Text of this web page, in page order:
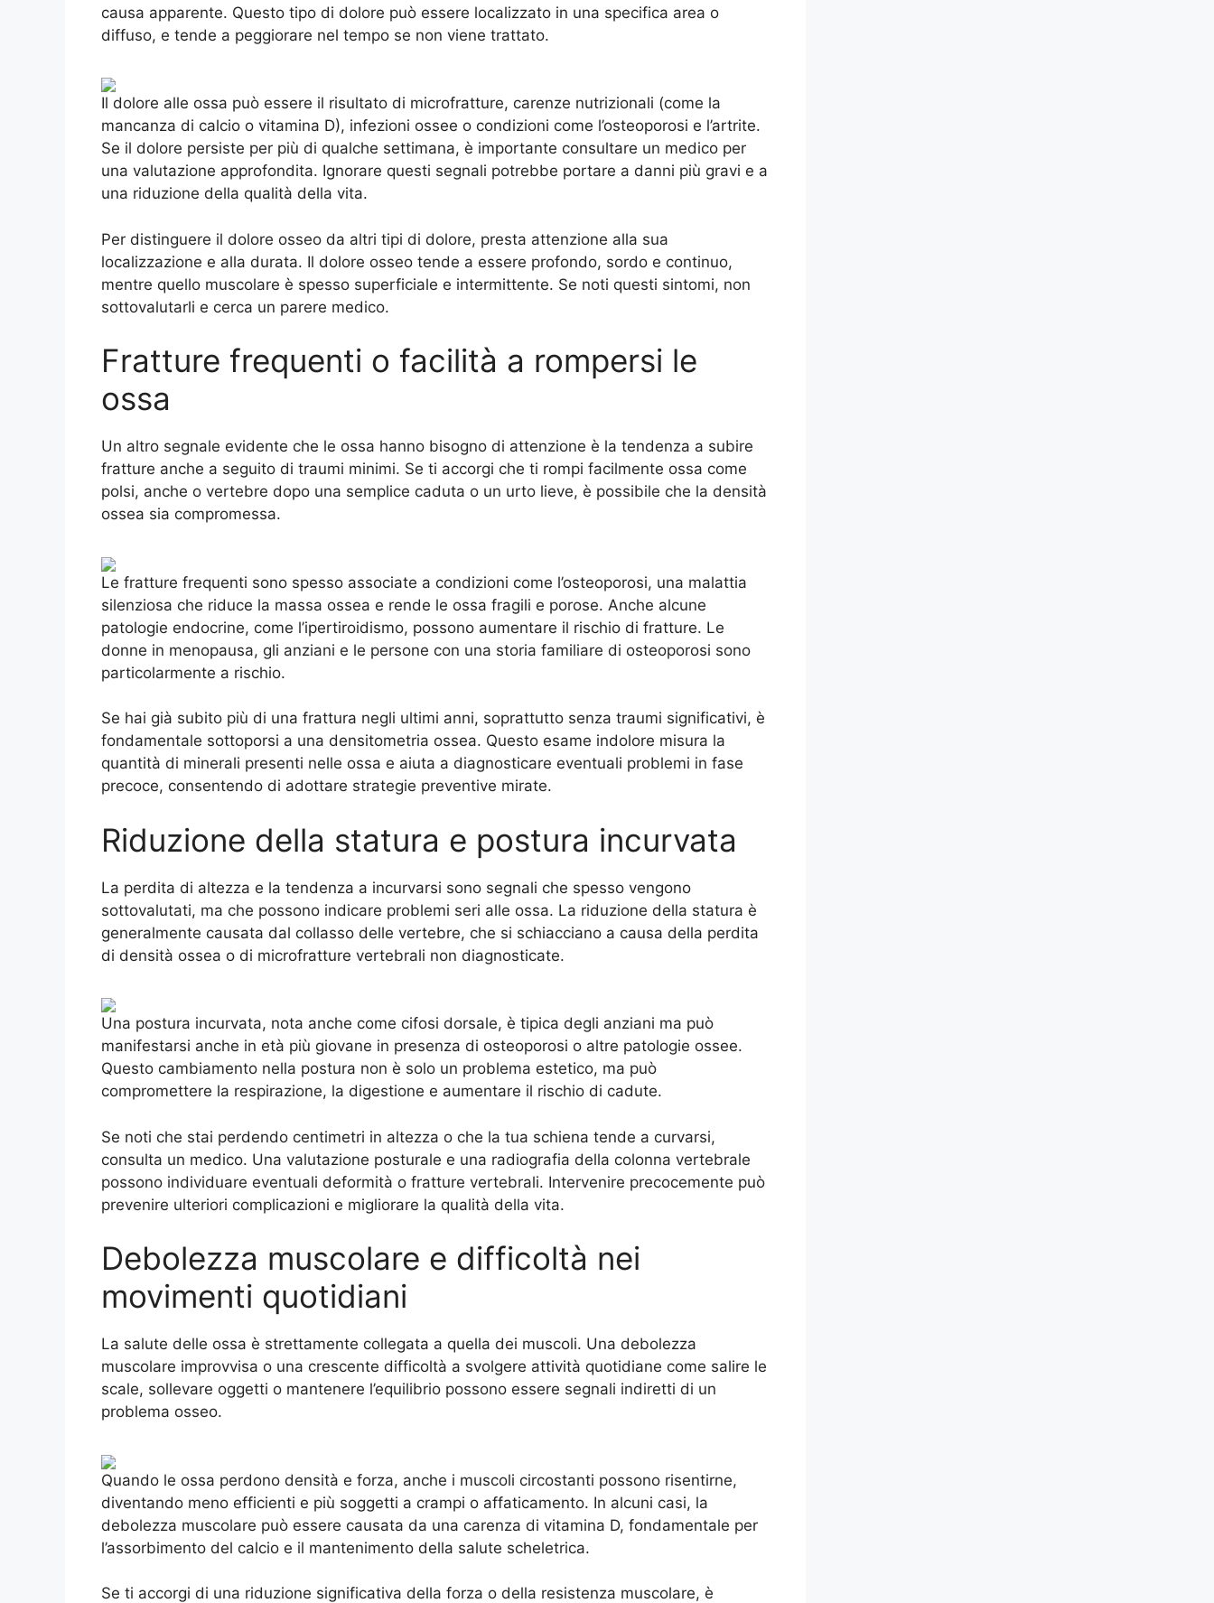
causa apparente. Questo tipo di dolore può essere localizzato in una specifica area o
diffuso, e tende a peggiorare nel tempo se non viene trattato.
Il dolore alle ossa può essere il risultato di microfratture, carenze nutrizionali (come la
mancanza di calcio o vitamina D), infezioni ossee o condizioni come l’osteoporosi e l’artrite.
Se il dolore persiste per più di qualche settimana, è importante consultare un medico per
una valutazione approfondita. Ignorare questi segnali potrebbe portare a danni più gravi e a
una riduzione della qualità della vita.
Per distinguere il dolore osseo da altri tipi di dolore, presta attenzione alla sua
localizzazione e alla durata. Il dolore osseo tende a essere profondo, sordo e continuo,
mentre quello muscolare è spesso superficiale e intermittente. Se noti questi sintomi, non
sottovalutarli e cerca un parere medico.
Fratture frequenti o facilità a rompersi le
ossa
Un altro segnale evidente che le ossa hanno bisogno di attenzione è la tendenza a subire
fratture anche a seguito di traumi minimi. Se ti accorgi che ti rompi facilmente ossa come
polsi, anche o vertebre dopo una semplice caduta o un urto lieve, è possibile che la densità
ossea sia compromessa.
Le fratture frequenti sono spesso associate a condizioni come l’osteoporosi, una malattia
silenziosa che riduce la massa ossea e rende le ossa fragili e porose. Anche alcune
patologie endocrine, come l’ipertiroidismo, possono aumentare il rischio di fratture. Le
donne in menopausa, gli anziani e le persone con una storia familiare di osteoporosi sono
particolarmente a rischio.
Se hai già subito più di una frattura negli ultimi anni, soprattutto senza traumi significativi, è
fondamentale sottoporsi a una densitometria ossea. Questo esame indolore misura la
quantità di minerali presenti nelle ossa e aiuta a diagnosticare eventuali problemi in fase
precoce, consentendo di adottare strategie preventive mirate.
Riduzione della statura e postura incurvata
La perdita di altezza e la tendenza a incurvarsi sono segnali che spesso vengono
sottovalutati, ma che possono indicare problemi seri alle ossa. La riduzione della statura è
generalmente causata dal collasso delle vertebre, che si schiacciano a causa della perdita
di densità ossea o di microfratture vertebrali non diagnosticate.
Una postura incurvata, nota anche come cifosi dorsale, è tipica degli anziani ma può
manifestarsi anche in età più giovane in presenza di osteoporosi o altre patologie ossee.
Questo cambiamento nella postura non è solo un problema estetico, ma può
compromettere la respirazione, la digestione e aumentare il rischio di cadute.
Se noti che stai perdendo centimetri in altezza o che la tua schiena tende a curvarsi,
consulta un medico. Una valutazione posturale e una radiografia della colonna vertebrale
possono individuare eventuali deformità o fratture vertebrali. Intervenire precocemente può
prevenire ulteriori complicazioni e migliorare la qualità della vita.
Debolezza muscolare e difficoltà nei
movimenti quotidiani
La salute delle ossa è strettamente collegata a quella dei muscoli. Una debolezza
muscolare improvvisa o una crescente difficoltà a svolgere attività quotidiane come salire le
scale, sollevare oggetti o mantenere l’equilibrio possono essere segnali indiretti di un
problema osseo.
Quando le ossa perdono densità e forza, anche i muscoli circostanti possono risentirne,
diventando meno efficienti e più soggetti a crampi o affaticamento. In alcuni casi, la
debolezza muscolare può essere causata da una carenza di vitamina D, fondamentale per
l’assorbimento del calcio e il mantenimento della salute scheletrica.
Se ti accorgi di una riduzione significativa della forza o della resistenza muscolare, è